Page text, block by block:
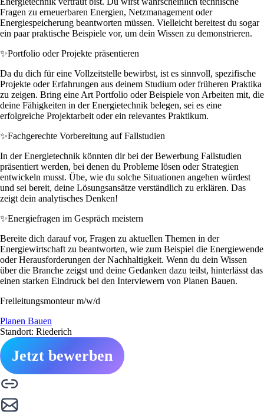
Fragen zu erneuerbaren Energien, Netzmanagement oder
Energiespeicherung beantworten müssen. Vielleicht bereitest du sogar
ein paar praktische Beispiele vor, um dein Wissen zu demonstrieren.
✨Portfolio oder Projekte präsentieren
Da du dich für eine Vollzeitstelle bewirbst, ist es sinnvoll, spezifische
Projekte oder Erfahrungen aus deinem Studium oder früheren Praktika
zu zeigen. Bring eine Art Portfolio oder Beispiele von Arbeiten mit, die
deine Fähigkeiten in der Energietechnik belegen, sei es eine
erfolgreiche Projektarbeit oder ein relevantes Praktikum.
✨Fachgerechte Vorbereitung auf Fallstudien
In der Energietechnik könnten dir bei der Bewerbung Fallstudien
präsentiert werden, bei denen du Probleme lösen oder Strategien
entwickeln musst. Übe, wie du solche Situationen angehen würdest
und sei bereit, deine Lösungsansätze verständlich zu erklären. Das
zeigt dein analytisches Denken!
✨Energiefragen im Gespräch meistern
Bereite dich darauf vor, Fragen zu aktuellen Themen in der
Energiewirtschaft zu beantworten, wie zum Beispiel die Energiewende
oder Herausforderungen der Nachhaltigkeit. Wenn du dein Wissen
über die Branche zeigst und deine Gedanken dazu teilst, hinterlässt das
einen starken Eindruck bei den Interviewern von Planen Bauen.
Freileitungsmonteur m/w/d
Planen Bauen
Standort: Riederich
Jetzt bewerben